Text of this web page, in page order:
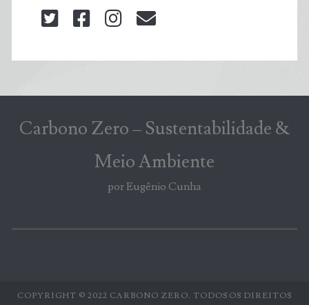
twitterfacebookinstagram
Carbono Zero – Sustentabilidade &
Meio Ambiente
por Eugênio Cunha
COPYRIGHT © 2022 CARBONO ZERO. TODOS OS DIREITOS